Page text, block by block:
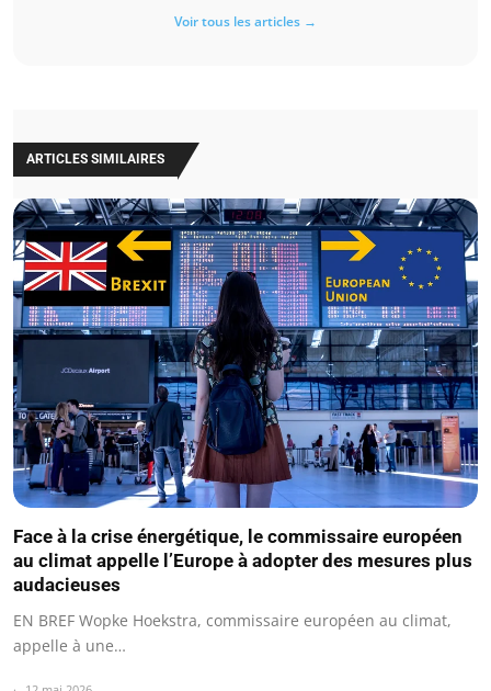
Voir tous les articles →
ARTICLES SIMILAIRES
Face à la crise énergétique, le commissaire européen
au climat appelle l’Europe à adopter des mesures plus
audacieuses
EN BREF Wopke Hoekstra, commissaire européen au climat,
appelle à une…